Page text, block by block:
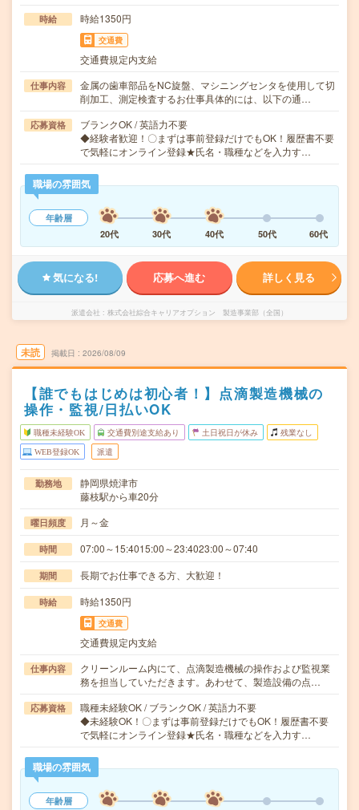
時給 時給1350円
交通費
交通費規定内支給
仕事内容
金属の歯車部品をNC旋盤、マシニングセンタを使用して切
削加工、測定検査するお仕事具体的には、以下の通…
応募資格
ブランクOK / 英語力不要
◆経験者歓迎！〇まずは事前登録だけでもOK！履歴書不要
で気軽にオンライン登録★氏名・職種などを入力す…
職場の雰囲気
年齢層
20代
30代 40代 50代 60代
気になる! 応募へ進む 詳しく見る
派遣会社 株式会社綜合キャリアオプション 製造事業部（全国）
未読 掲載日 2026/08/09
【誰でもはじめは初心者！】点滴製造機械の
操作・監視/日払いOK
職種未経験OK 交通費別途支給あり 土日祝日が休み 残業なし
WEB登録OK 派遣
勤務地
静岡県焼津市
藤枝駅から車20分
曜日頻度 月～金
時間 07:00～15:4015:00～23:4023:00～07:40
期間 長期でお仕事できる方、大歓迎！
時給 時給1350円
交通費
交通費規定内支給
仕事内容
クリーンルーム内にて、点滴製造機械の操作および監視業
務を担当していただきます。あわせて、製造設備の点…
応募資格
職種未経験OK / ブランクOK / 英語力不要
◆未経験OK！〇まずは事前登録だけでもOK！履歴書不要
で気軽にオンライン登録★氏名・職種などを入力す…
職場の雰囲気
年齢層